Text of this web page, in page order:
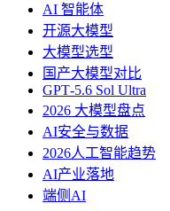
AI 智能体
开源大模型
大模型选型
国产大模型对比
GPT‑5.6 Sol Ultra
2026 大模型盘点
AI安全与数据
2026人工智能趋势
AI产业落地
端侧AI